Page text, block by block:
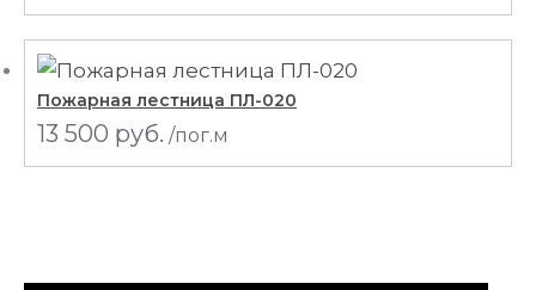
Пожарная лестница ПЛ-020
13 500 руб. /пог.м